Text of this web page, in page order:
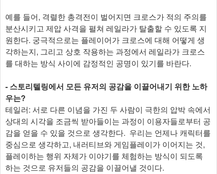
예를 들어, 격렬한 총격전이 벌어지면 크로스가 적의 주의를
분산시키고 제압 사격을 펼쳐 레일라가 탈출할 수 있도록 지
원한다. 궁극적으로는 플레이어가 크로스에 대해 어떻게 생
각하는지, 그리고 상호 작용하는 과정에서 레일라가 크로스
를 대하는 방식 사이에 감정적인 공명이 있기를 바란다.
- 스토리텔링에서 모든 유저의 공감을 이끌어내기 위한 노하
우는?
테일러: 서로 다른 이념을 가진 두 사람이 극한의 압박 속에서
상대의 시각을 조금씩 받아들이는 과정이 이용자들로부터 공
감을 얻을 수 있을 것으로 생각한다. 우리는 언제나 캐릭터를
중심으로 생각하고, 내러티브와 게임플레이가 이어지는 것,
플레이하는 행위 자체가 이야기를 체험하는 방식이 되도록
하는 것으로 유저들의 공감을 이끌어낼 것이다.